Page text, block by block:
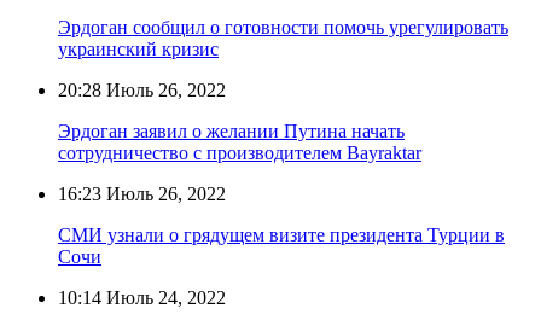
Эрдоган сообщил о готовности помочь урегулировать
украинский кризис
20:28 Июль 26, 2022
Эрдоган заявил о желании Путина начать
сотрудничество с производителем Bayraktar
16:23 Июль 26, 2022
СМИ узнали о грядущем визите президента Турции в
Сочи
10:14 Июль 24, 2022